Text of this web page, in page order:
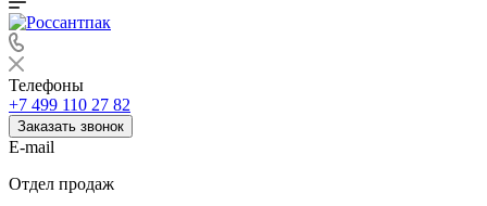
Телефоны
+7 499 110 27 82
Заказать звонок
E-mail
Отдел продаж